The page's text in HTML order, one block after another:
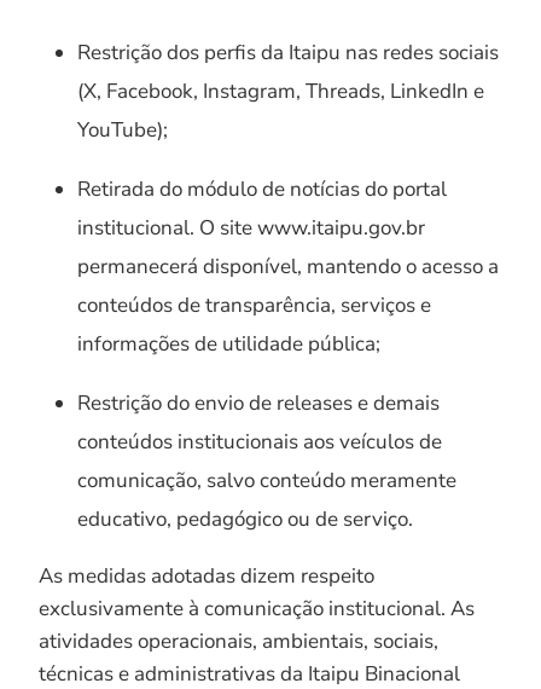
Restrição dos perfis da Itaipu nas redes sociais
(X, Facebook, Instagram, Threads, LinkedIn e
YouTube);
Retirada do módulo de notícias do portal
institucional. O site www.itaipu.gov.br
permanecerá disponível, mantendo o acesso a
conteúdos de transparência, serviços e
informações de utilidade pública;
Restrição do envio de releases e demais
conteúdos institucionais aos veículos de
comunicação, salvo conteúdo meramente
educativo, pedagógico ou de serviço.
As medidas adotadas dizem respeito
exclusivamente à comunicação institucional. As
atividades operacionais, ambientais, sociais,
técnicas e administrativas da Itaipu Binacional